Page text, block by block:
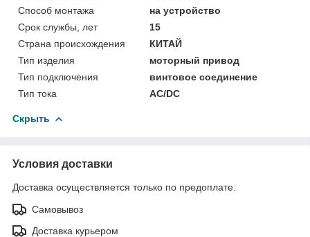
Способ монтажа
на устройство
Срок службы, лет
15
Страна происхождения
КИТАЙ
Тип изделия
моторный привод
Тип подключения
винтовое соединение
Тип тока
AC/DC
Скрыть
Условия доставки
Доставка осуществляется только по предоплате.
Самовывоз
Доставка курьером